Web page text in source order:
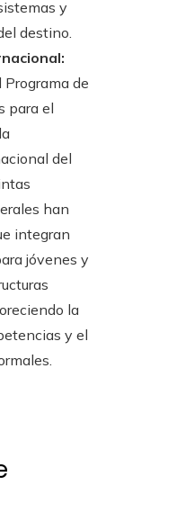
y
destino.
de
para el
del
han
integran
jóvenes y
la
y el